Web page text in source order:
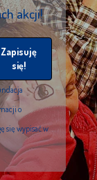
akcji!
Zapisuję
się!
o
się wypisać w